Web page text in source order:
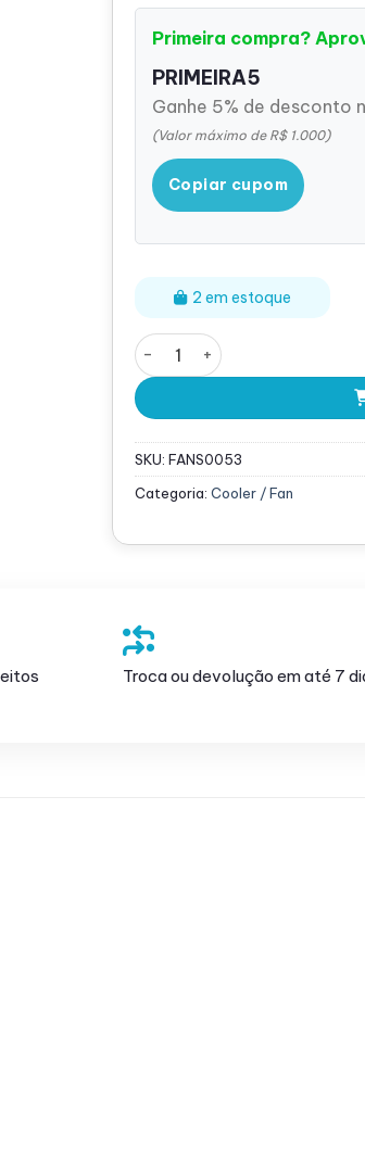
Primeira compra?
PRIMEIRA5
Ganhe 5% de desconto
(Valor máximo de R$ 1.000)
Copiar cupom
2 em estoque
Cooler Fan Dell PowerEdge
SKU: FANS0053
Categoria: Cooler / Fan
Troca ou devolução em até 7